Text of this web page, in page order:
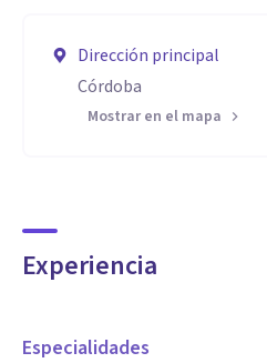
Dirección principal
Córdoba
Mostrar en el mapa
Experiencia
Especialidades